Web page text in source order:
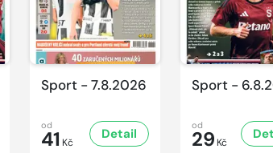
Sport - 7.8.2026
od
41 Kč
Detail
Sport -
od
29 Kč